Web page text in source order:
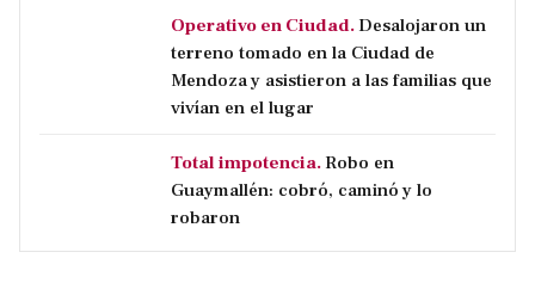
Operativo en Ciudad. Desalojaron un
terreno tomado en la Ciudad de
Mendoza y asistieron a las familias que
vivían en el lugar
Total impotencia. Robo en
Guaymallén: cobró, caminó y lo
robaron